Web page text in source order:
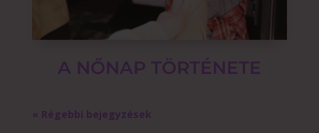
A NŐNAP TÖRTÉNETE
« Régebbi bejegyzések